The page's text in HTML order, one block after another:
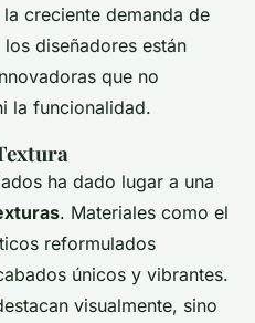
creciente demanda de
diseñadores están
que no
la funcionalidad.
ha dado lugar a una
. Materiales como el
reformulados
únicos y vibrantes.
visualmente, sino